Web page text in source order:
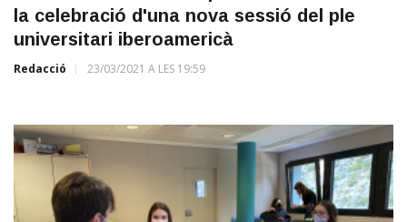
la celebració d'una nova sessió del ple
universitari iberoamericà
Redacció 23/03/2021 A LES 19:59